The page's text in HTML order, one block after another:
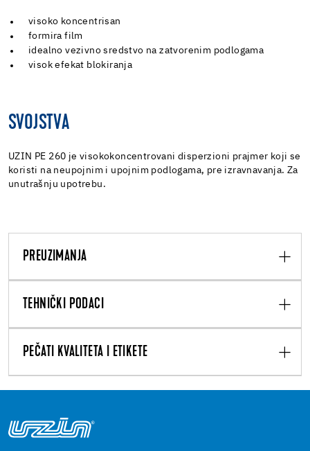
visoko koncentrisan
formira film
idealno vezivno sredstvo na zatvorenim podlogama
visok efekat blokiranja
SVOJSTVA
UZIN PE 260 je visokokoncentrovani disperzioni prajmer koji se
koristi na neupojnim i upojnim podlogama, pre izravnavanja. Za
unutrašnju upotrebu.
PREUZIMANJA
TEHNIČKI PODACI
PEČATI KVALITETA I ETIKETE